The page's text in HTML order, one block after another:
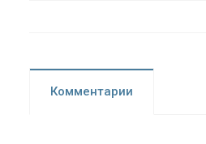
Комментарии